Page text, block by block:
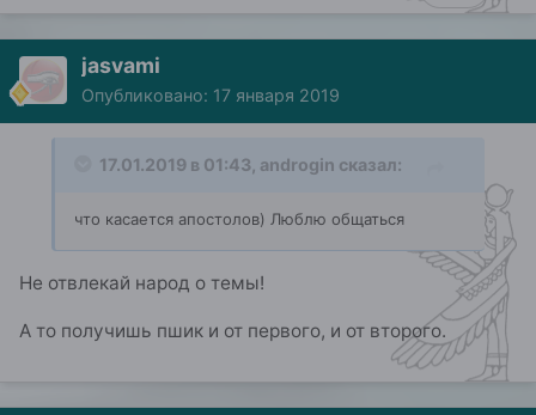
jasvami
Опубликовано: 17 января 2019
17.01.2019 в 01:43, androgin сказал:
что касается апостолов) Люблю общаться
Не отвлекай народ о темы!
А то получишь пшик и от первого, и от второго.